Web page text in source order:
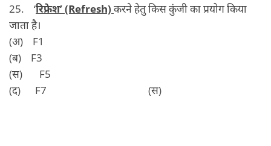
25. ‘रिफ्रेश’ (Refresh) करने हेतु किस कुंजी का प्रयोग किया
जाता है।
(अ) F1
(ब) F3
(स) F5
(द) F7 (स)